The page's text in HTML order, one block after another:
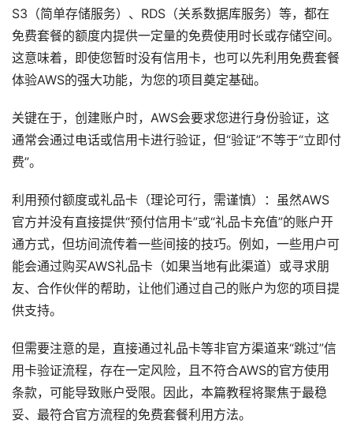
S3（简单存储服务）、RDS（关系数据库服务）等，都在
免费套餐的额度内提供一定量的免费使用时长或存储空间。
这意味着，即使您暂时没有信用卡，也可以先利用免费套餐
体验AWS的强大功能，为您的项目奠定基础。
关键在于，创建账户时，AWS会要求您进行身份验证，这
通常会通过电话或信用卡进行验证，但“验证”不等于“立即付
费”。
利用预付额度或礼品卡（理论可行，需谨慎）：虽然AWS
官方并没有直接提供“预付信用卡”或“礼品卡充值”的账户开
通方式，但坊间流传着一些间接的技巧。例如，一些用户可
能会通过购买AWS礼品卡（如果当地有此渠道）或寻求朋
友、合作伙伴的帮助，让他们通过自己的账户为您的项目提
供支持。
但需要注意的是，直接通过礼品卡等非官方渠道来“跳过”信
用卡验证流程，存在一定风险，且不符合AWS的官方使用
条款，可能导致账户受限。因此，本篇教程将聚焦于最稳
妥、最符合官方流程的免费套餐利用方法。